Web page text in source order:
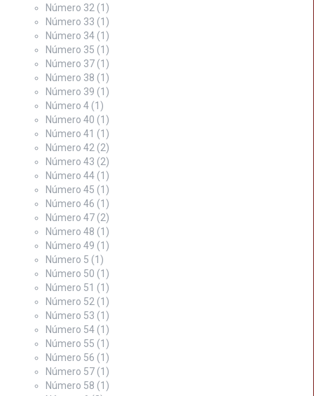
Número 32 (1)
Número 33 (1)
Número 34 (1)
Número 35 (1)
Número 37 (1)
Número 38 (1)
Número 39 (1)
Número 4 (1)
Número 40 (1)
Número 41 (1)
Número 42 (2)
Número 43 (2)
Número 44 (1)
Número 45 (1)
Número 46 (1)
Número 47 (2)
Número 48 (1)
Número 49 (1)
Número 5 (1)
Número 50 (1)
Número 51 (1)
Número 52 (1)
Número 53 (1)
Número 54 (1)
Número 55 (1)
Número 56 (1)
Número 57 (1)
Número 58 (1)